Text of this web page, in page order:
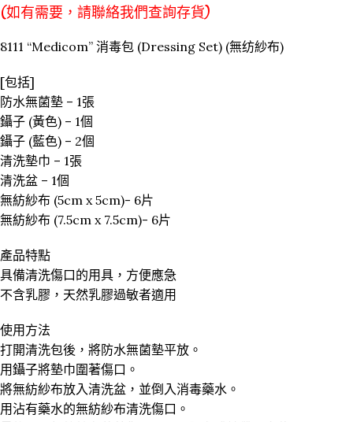
(如有需要，請聯絡我們查詢存貨)
8111 “Medicom” 消毒包 (Dressing Set) (無纺紗布)
[包括]
防水無菌墊 – 1張
鑷子 (黃色) – 1個
鑷子 (藍色) – 2個
清洗墊巾 – 1張
清洗盆 – 1個
無紡紗布 (5cm x 5cm)- 6片
無紡紗布 (7.5cm x 7.5cm)- 6片
產品特點
具備清洗傷口的用具，方便應急
不含乳膠，天然乳膠過敏者適用
使用方法
打開清洗包後，將防水無菌墊平放。
用鑷子將墊巾圍著傷口。
將無紡紗布放入清洗盆，並倒入消毒藥水。
用沾有藥水的無紡紗布清洗傷口。